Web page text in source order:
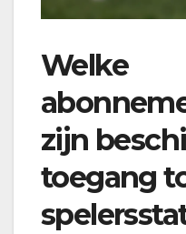
Welke
zijn
toegang